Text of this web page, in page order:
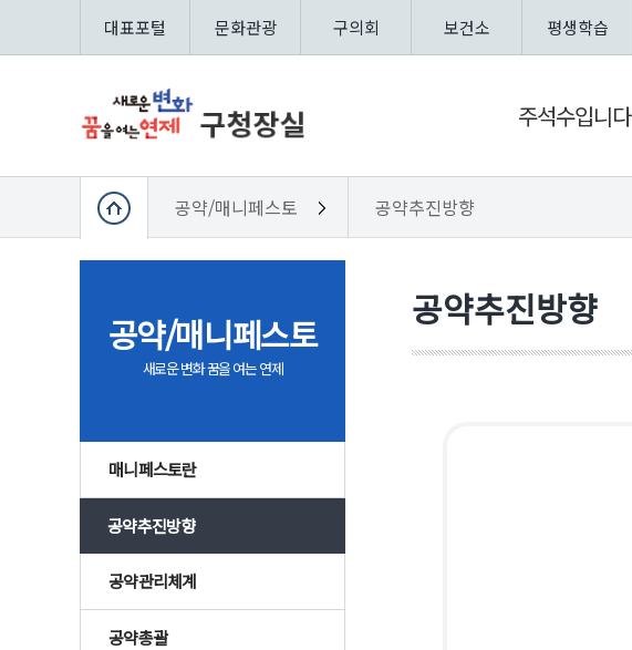
대표포털 문화관광 구의회 보건소 평생학습
주석수입니다
공약/매니페스토 공약추진방향
공약/매니페스토
새로운 변화 꿈을 여는 연제
매니페스토란
공약추진방향
공약관리체계
공약총괄
공약추진방향